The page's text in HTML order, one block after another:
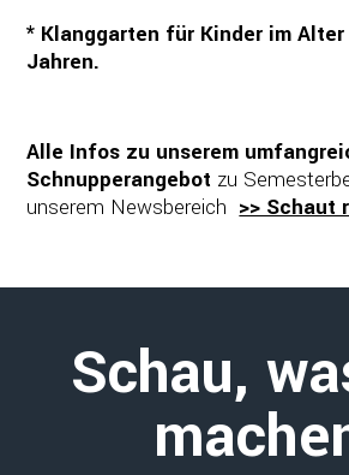
* Klanggarten für Kinder im
Jahren.
Alle Infos zu unserem
Schnupperangebot zu
unserem Newsbereich>> Schaut
Schau,